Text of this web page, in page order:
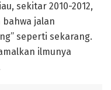
sekitar 2010-2012,
jalan
seperti sekarang.
ilmunya